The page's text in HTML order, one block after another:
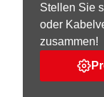
Stellen Sie
oder
zusammen!